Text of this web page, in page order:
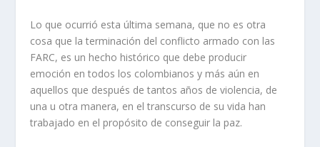
Lo que ocurrió esta última semana, que no es otra
cosa que la terminación del conflicto armado con las
FARC, es un hecho histórico que debe producir
emoción en todos los colombianos y más aún en
aquellos que después de tantos años de violencia, de
una u otra manera, en el transcurso de su vida han
trabajado en el propósito de conseguir la paz.